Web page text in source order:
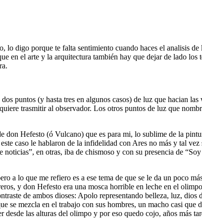
digo porque te falta sentimiento cuando haces el analisis
en el arte y la arquitectura también hay que dejar de lado los
puntos (y hasta tres en algunos casos) de luz que hacian las
trasmitir al observador. Los otros puntos de luz que
Hefesto (ó Vulcano) que es para mi, lo sublime de la
caso le hablaron de la infidelidad con Ares no más y tal vez
en otras, iba de chismoso y con su presencia de
a lo que me refiero es a ese tema de que se le da un poco
y don Hefesto era una mosca horrible en leche en el
de ambos dioses: Apolo representando belleza, luz, dios
mezcla en el trabajo con sus hombres, un macho casi que
las alturas del olimpo y por eso quedo cojo, años más